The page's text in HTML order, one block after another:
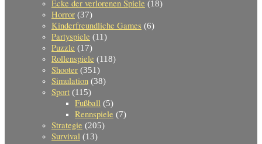
Ecke der verlorenen Spiele (18)
Horror (37)
Kinderfreundliche Games (6)
Partyspiele (11)
Puzzle (17)
Rollenspiele (118)
Shooter (351)
Simulation (38)
Sport (115)
Fußball (5)
Rennspiele (7)
Strategie (205)
Survival (13)